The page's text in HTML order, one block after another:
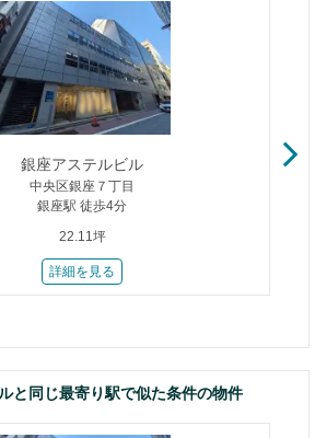
銀座アステルビル
中央区銀座７丁目
銀座駅 徒歩4分
22.11坪
詳細を見る
と同じ最寄り駅で似た条件の物件